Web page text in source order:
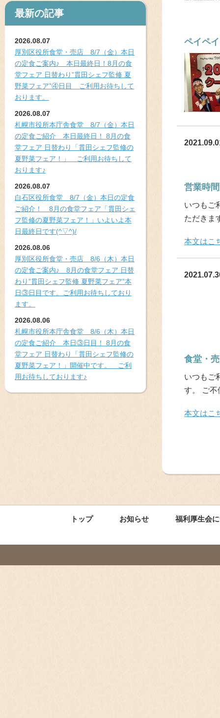
最新の記事
2026.08.07
厚別区役所食堂・売店 8/7（金）本日
の定食ご案内♪ 本日最終日！8月の食
堂フェア 日替わり”貫田シェフ監修 夏
野菜フェア”④日目 ご利用お待ちして
おります。
2026.08.07
札幌市役所本庁舎食堂 8/7（金）本日
の定食ご紹介 本日最終日！ 8月の食
堂フェア 日替わり「貫田シェフ監修の
夏野菜フェア！」 ご利用お待ちして
おります♪
2026.08.07
白石区役所食堂 8/7（金）本日の定食
ご紹介！ 8月の食堂フェア「貫田シェ
フ監修の夏野菜フェア！」いよいよ本
日最終日です(^▽^)/
2026.08.06
厚別区役所食堂・売店 8/6（木）本日
の定食ご案内♪ 8月の食堂フェア 日替
わり”貫田シェフ監修 夏野菜フェア”本
日③日目です。ご利用お待ちしており
ます。
2026.08.06
札幌市役所本庁舎食堂 8/6（木）本日
の定食ご紹介 本日③日目！ 8月の食
堂フェア 日替わり「貫田シェフ監修の
夏野菜フェア！」開催中です。 ご利
用お待ちしております♪
ペイペ
営業時
いつもご
ただきま
本文はこ
食堂・
いつもご
す。 ご不
本文はこ
トップ お知らせ 福利厚生会